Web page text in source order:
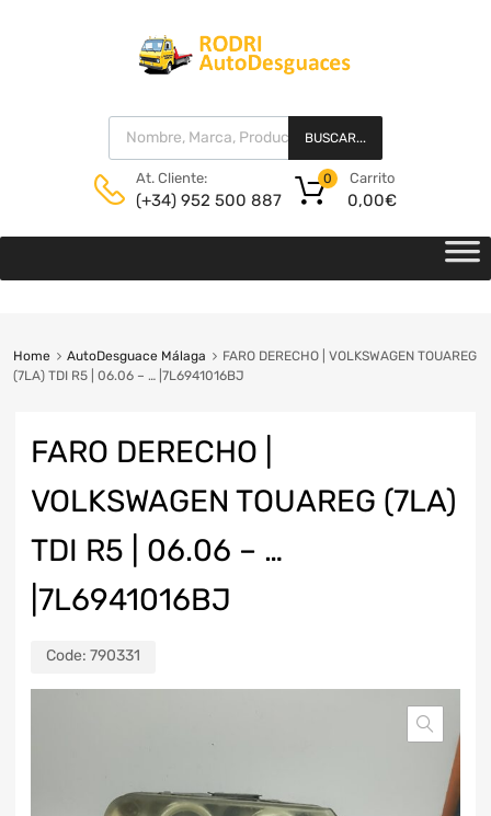
BUSCAR...
At. Cliente:
(+34) 952 500 887
Carrito
0,00€
0
Home AutoDesguace Málaga
FARO DERECHO | VOLKSWAGEN TOUAREG
(7LA) TDI R5 | 06.06 – … |7L6941016BJ
FARO DERECHO |
VOLKSWAGEN TOUAREG (7LA)
TDI R5 | 06.06 – …
|7L6941016BJ
Code: 790331